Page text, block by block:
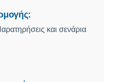
και σενάρια